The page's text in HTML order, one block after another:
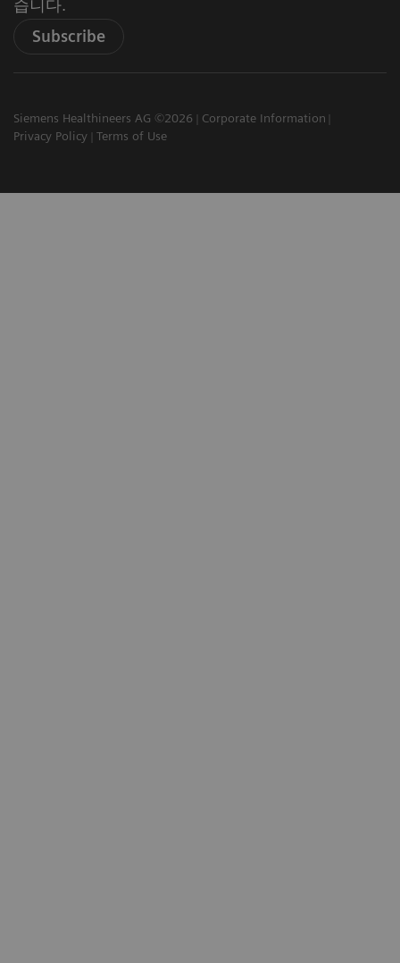
습니다.
Subscribe
Siemens Healthineers AG ©2026
Corporate Information
Privacy Policy
Terms of Use